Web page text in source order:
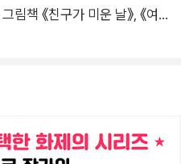
책 《친구가 미운 날》, 《여행
, 오늘의 나!》 들이 있습니다.